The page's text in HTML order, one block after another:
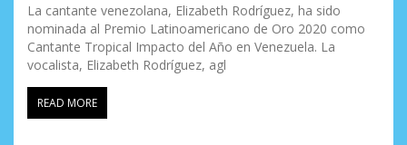
La cantante venezolana, Elizabeth Rodríguez, ha sido
nominada al Premio Latinoamericano de Oro 2020 como
Cantante Tropical Impacto del Año en Venezuela. La
vocalista, Elizabeth Rodríguez, agl
READ MORE